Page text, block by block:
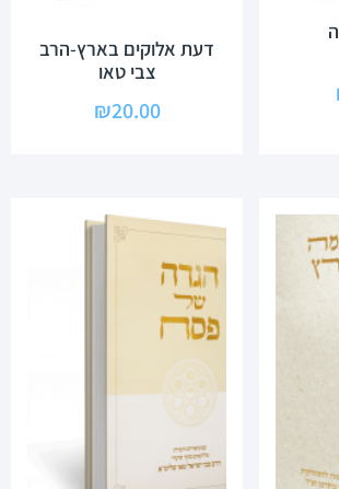
דעת אלוקים בארץ-הרב
צבי טאו
₪20.00